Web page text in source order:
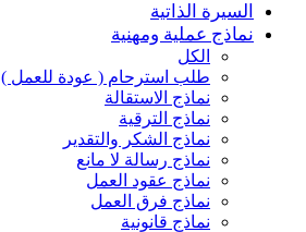
السيرة الذاتية
نماذج عملية ومهنية
الكل
طلب استرحام ( عودة للعمل )
نماذج الاستقالة
نماذج الترقية
نماذج الشكر والتقدير
نماذج رسالة لا مانع
نماذج عقود العمل
نماذج فرق العمل
نماذج قانونية